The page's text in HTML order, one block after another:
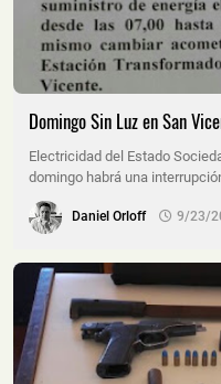
Domingo Sin Luz en San
Electricidad del Estado
domingo habrá una
Daniel Orloff 9/23/